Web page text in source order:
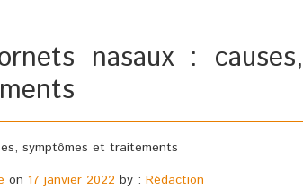
nasaux : causes,
on 17 janvier 2022 by : Rédaction